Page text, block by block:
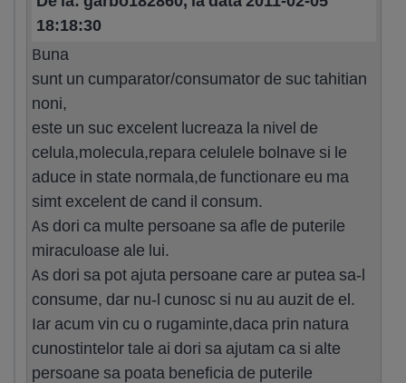
18:18:30
Buna
sunt un cumparator/consumator de suc tahitian
noni,
este un suc excelent lucreaza la nivel de
celula,molecula,repara celulele bolnave si le
aduce in state normala,de functionare eu ma
simt excelent de cand il consum.
As dori ca multe persoane sa afle de puterile
miraculoase ale lui.
As dori sa pot ajuta persoane care ar putea sa-l
consume, dar nu-l cunosc si nu au auzit de el.
Iar acum vin cu o rugaminte,daca prin natura
cunostintelor tale ai dori sa ajutam ca si alte
persoane sa poata beneficia de puterile